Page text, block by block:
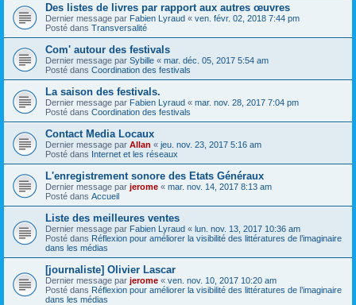
Des listes de livres par rapport aux autres œuvres
Dernier message par Fabien Lyraud « ven. févr. 02, 2018 7:44 pm
Posté dans Transversalité
Com' autour des festivals
Dernier message par Sybille « mar. déc. 05, 2017 5:54 am
Posté dans Coordination des festivals
La saison des festivals.
Dernier message par Fabien Lyraud « mar. nov. 28, 2017 7:04 pm
Posté dans Coordination des festivals
Contact Media Locaux
Dernier message par Allan « jeu. nov. 23, 2017 5:16 am
Posté dans Internet et les réseaux
L'enregistrement sonore des Etats Généraux
Dernier message par jerome « mar. nov. 14, 2017 8:13 am
Posté dans Accueil
Liste des meilleures ventes
Dernier message par Fabien Lyraud « lun. nov. 13, 2017 10:36 am
Posté dans Réflexion pour améliorer la visibilité des littératures de l’imaginaire
dans les médias
[journaliste] Olivier Lascar
Dernier message par jerome « ven. nov. 10, 2017 10:20 am
Posté dans Réflexion pour améliorer la visibilité des littératures de l’imaginaire
dans les médias